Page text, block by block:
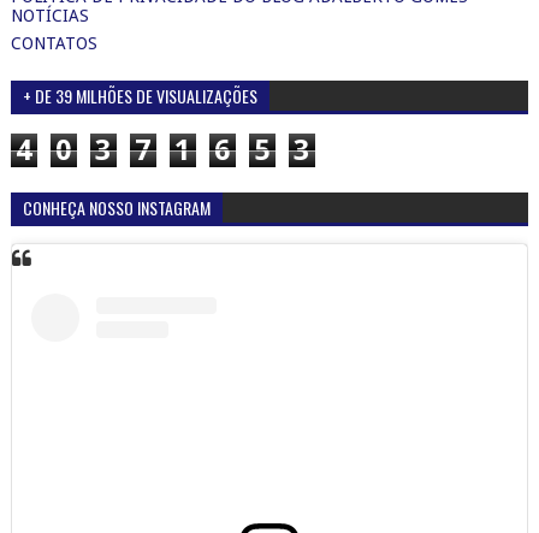
NOTÍCIAS
CONTATOS
+ DE 39 MILHÕES DE VISUALIZAÇÕES
4 0 3 7 1 6 5 3
CONHEÇA NOSSO INSTAGRAM